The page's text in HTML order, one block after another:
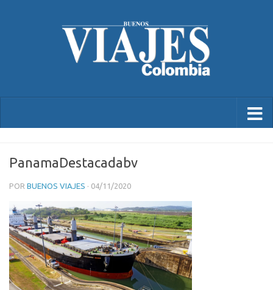
PanamaDestacadabv
POR BUENOS VIAJES · 04/11/2020